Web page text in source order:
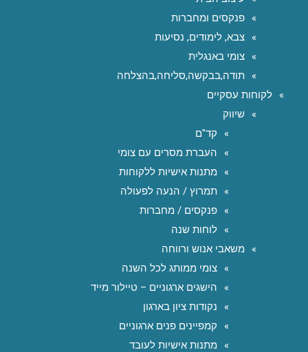
פנקסים ומחברות
צבא, לימודים, נסיעות
צומי באנגלית
תודה,בבקשה,סליחה,בהצלחה
לקוחות עסקיים
שיווק
קד"ם
העברת מסרים עם צומי
מתנות אישיות ללקוחות
תמרוץ / הנעה לפעולה
פנקסים / מחברות
לוחות שנה
משאבי אנוש ורווחה
צומי ממותג לכל השנה
הישגים ארגוניים – טיילור מייד
נקודות ציון בארגון
קמפיינים פנים ארגוניים
מתנות אישיות לעובד